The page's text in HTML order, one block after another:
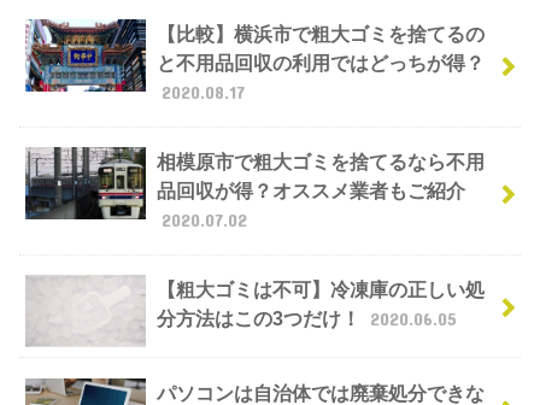
【比較】横浜市で粗大ゴミを捨てるの
と不用品回収の利用ではどっちが得？
2020.08.17
相模原市で粗大ゴミを捨てるなら不用
品回収が得？オススメ業者もご紹介
2020.07.02
【粗大ゴミは不可】冷凍庫の正しい処
分方法はこの3つだけ！
2020.06.05
パソコンは自治体では廃棄処分できな